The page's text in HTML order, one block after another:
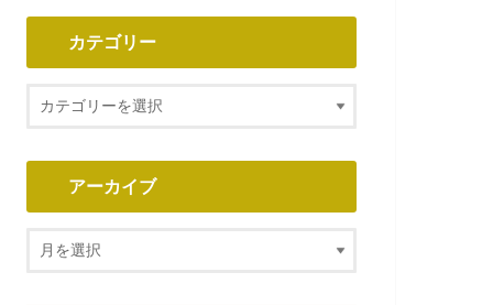
カテゴリー
アーカイブ